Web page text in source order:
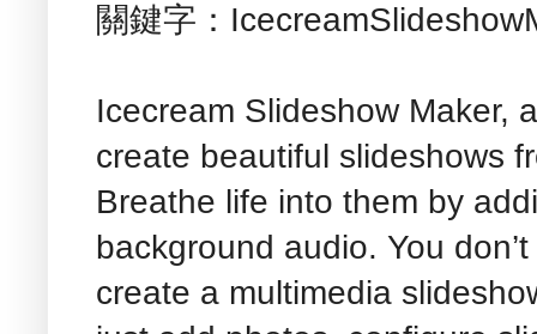
關鍵字：
Icecream Slideshow Maker,
create beautiful slideshows
Breathe life into them by
background audio. You
create a multimedia